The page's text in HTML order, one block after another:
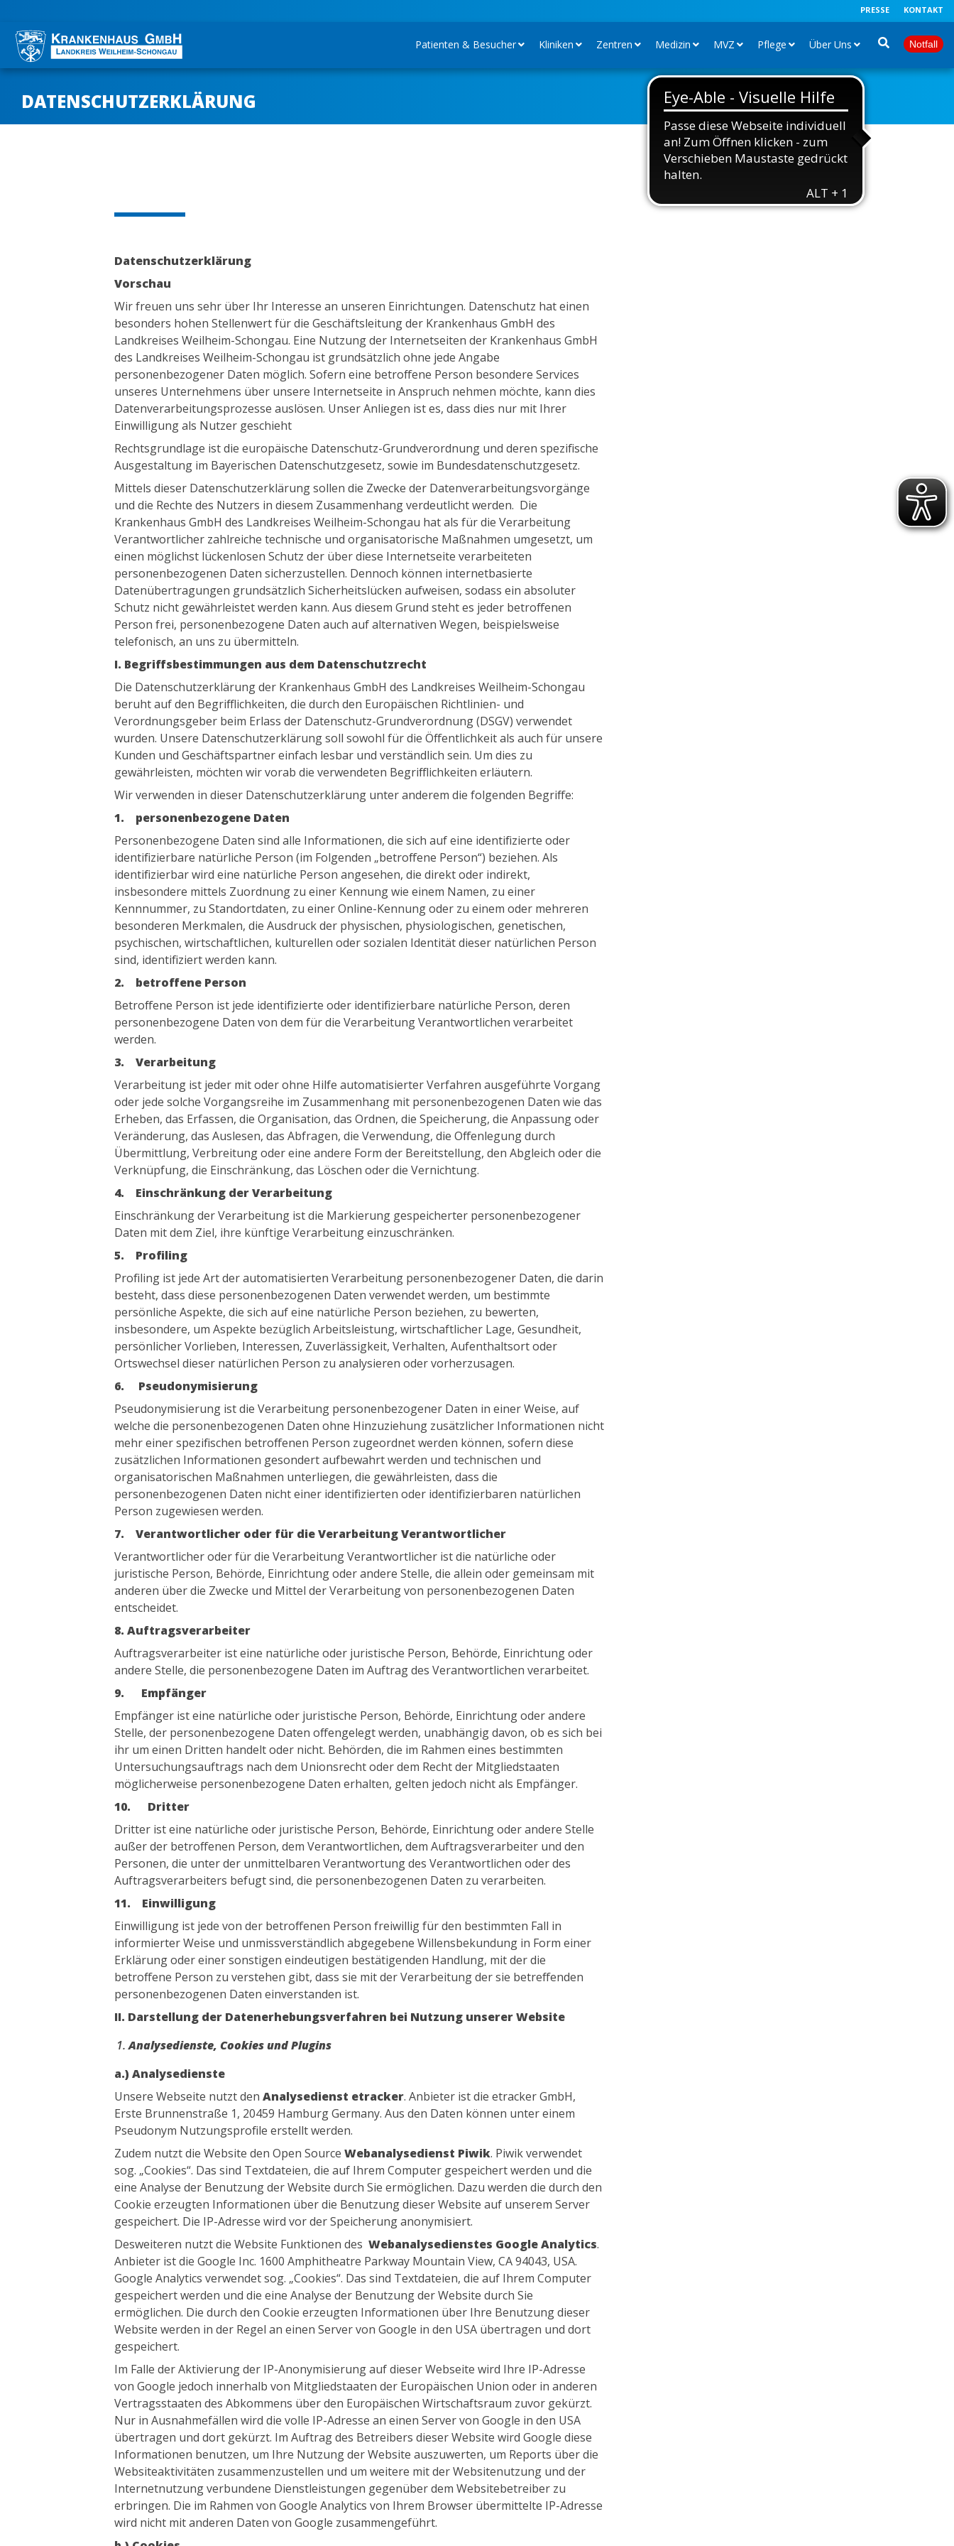
PRESSE KONTAKT
Notfall
Patienten & Besucher Kliniken Zentren Medizin MVZ Pflege Über Uns
DATENSCHUTZERKLÄRUNG
Datenschutzerklärung
Vorschau
Wir freuen uns sehr über Ihr Interesse an unseren Einrichtungen. Datenschutz hat einen
besonders hohen Stellenwert für die Geschäftsleitung der Krankenhaus GmbH des
Landkreises Weilheim-Schongau. Eine Nutzung der Internetseiten der Krankenhaus GmbH
des Landkreises Weilheim-Schongau ist grundsätzlich ohne jede Angabe
personenbezogener Daten möglich. Sofern eine betroffene Person besondere Services
unseres Unternehmens über unsere Internetseite in Anspruch nehmen möchte, kann dies
Datenverarbeitungsprozesse auslösen. Unser Anliegen ist es, dass dies nur mit Ihrer
Einwilligung als Nutzer geschieht
Rechtsgrundlage ist die europäische Datenschutz-Grundverordnung und deren spezifische
Ausgestaltung im Bayerischen Datenschutzgesetz, sowie im Bundesdatenschutzgesetz.
Mittels dieser Datenschutzerklärung sollen die Zwecke der Datenverarbeitungsvorgänge
und die Rechte des Nutzers in diesem Zusammenhang verdeutlicht werden. Die
Krankenhaus GmbH des Landkreises Weilheim-Schongau hat als für die Verarbeitung
Verantwortlicher zahlreiche technische und organisatorische Maßnahmen umgesetzt, um
einen möglichst lückenlosen Schutz der über diese Internetseite verarbeiteten
personenbezogenen Daten sicherzustellen. Dennoch können internetbasierte
Datenübertragungen grundsätzlich Sicherheitslücken aufweisen, sodass ein absoluter
Schutz nicht gewährleistet werden kann. Aus diesem Grund steht es jeder betroffenen
Person frei, personenbezogene Daten auch auf alternativen Wegen, beispielsweise
telefonisch, an uns zu übermitteln.
I. Begriffsbestimmungen aus dem Datenschutzrecht
Die Datenschutzerklärung der Krankenhaus GmbH des Landkreises Weilheim-Schongau
beruht auf den Begrifflichkeiten, die durch den Europäischen Richtlinien- und
Verordnungsgeber beim Erlass der Datenschutz-Grundverordnung (DSGV) verwendet
wurden. Unsere Datenschutzerklärung soll sowohl für die Öffentlichkeit als auch für unsere
Kunden und Geschäftspartner einfach lesbar und verständlich sein. Um dies zu
gewährleisten, möchten wir vorab die verwendeten Begrifflichkeiten erläutern.
Wir verwenden in dieser Datenschutzerklärung unter anderem die folgenden Begriffe:
1. personenbezogene Daten
Personenbezogene Daten sind alle Informationen, die sich auf eine identifizierte oder
identifizierbare natürliche Person (im Folgenden „betroffene Person“) beziehen. Als
identifizierbar wird eine natürliche Person angesehen, die direkt oder indirekt,
insbesondere mittels Zuordnung zu einer Kennung wie einem Namen, zu einer
Kennnummer, zu Standortdaten, zu einer Online-Kennung oder zu einem oder mehreren
besonderen Merkmalen, die Ausdruck der physischen, physiologischen, genetischen,
psychischen, wirtschaftlichen, kulturellen oder sozialen Identität dieser natürlichen Person
sind, identifiziert werden kann.
2. betroffene Person
Betroffene Person ist jede identifizierte oder identifizierbare natürliche Person, deren
personenbezogene Daten von dem für die Verarbeitung Verantwortlichen verarbeitet
werden.
3. Verarbeitung
Verarbeitung ist jeder mit oder ohne Hilfe automatisierter Verfahren ausgeführte Vorgang
oder jede solche Vorgangsreihe im Zusammenhang mit personenbezogenen Daten wie das
Erheben, das Erfassen, die Organisation, das Ordnen, die Speicherung, die Anpassung oder
Veränderung, das Auslesen, das Abfragen, die Verwendung, die Offenlegung durch
Übermittlung, Verbreitung oder eine andere Form der Bereitstellung, den Abgleich oder die
Verknüpfung, die Einschränkung, das Löschen oder die Vernichtung.
4. Einschränkung der Verarbeitung
Einschränkung der Verarbeitung ist die Markierung gespeicherter personenbezogener
Daten mit dem Ziel, ihre künftige Verarbeitung einzuschränken.
5. Profiling
Profiling ist jede Art der automatisierten Verarbeitung personenbezogener Daten, die darin
besteht, dass diese personenbezogenen Daten verwendet werden, um bestimmte
persönliche Aspekte, die sich auf eine natürliche Person beziehen, zu bewerten,
insbesondere, um Aspekte bezüglich Arbeitsleistung, wirtschaftlicher Lage, Gesundheit,
persönlicher Vorlieben, Interessen, Zuverlässigkeit, Verhalten, Aufenthaltsort oder
Ortswechsel dieser natürlichen Person zu analysieren oder vorherzusagen.
6. Pseudonymisierung
Pseudonymisierung ist die Verarbeitung personenbezogener Daten in einer Weise, auf
welche die personenbezogenen Daten ohne Hinzuziehung zusätzlicher Informationen nicht
mehr einer spezifischen betroffenen Person zugeordnet werden können, sofern diese
zusätzlichen Informationen gesondert aufbewahrt werden und technischen und
organisatorischen Maßnahmen unterliegen, die gewährleisten, dass die
personenbezogenen Daten nicht einer identifizierten oder identifizierbaren natürlichen
Person zugewiesen werden.
7. Verantwortlicher oder für die Verarbeitung Verantwortlicher
Verantwortlicher oder für die Verarbeitung Verantwortlicher ist die natürliche oder
juristische Person, Behörde, Einrichtung oder andere Stelle, die allein oder gemeinsam mit
anderen über die Zwecke und Mittel der Verarbeitung von personenbezogenen Daten
entscheidet.
8. Auftragsverarbeiter
Auftragsverarbeiter ist eine natürliche oder juristische Person, Behörde, Einrichtung oder
andere Stelle, die personenbezogene Daten im Auftrag des Verantwortlichen verarbeitet.
9. Empfänger
Empfänger ist eine natürliche oder juristische Person, Behörde, Einrichtung oder andere
Stelle, der personenbezogene Daten offengelegt werden, unabhängig davon, ob es sich bei
ihr um einen Dritten handelt oder nicht. Behörden, die im Rahmen eines bestimmten
Untersuchungsauftrags nach dem Unionsrecht oder dem Recht der Mitgliedstaaten
möglicherweise personenbezogene Daten erhalten, gelten jedoch nicht als Empfänger.
10. Dritter
Dritter ist eine natürliche oder juristische Person, Behörde, Einrichtung oder andere Stelle
außer der betroffenen Person, dem Verantwortlichen, dem Auftragsverarbeiter und den
Personen, die unter der unmittelbaren Verantwortung des Verantwortlichen oder des
Auftragsverarbeiters befugt sind, die personenbezogenen Daten zu verarbeiten.
11. Einwilligung
Einwilligung ist jede von der betroffenen Person freiwillig für den bestimmten Fall in
informierter Weise und unmissverständlich abgegebene Willensbekundung in Form einer
Erklärung oder einer sonstigen eindeutigen bestätigenden Handlung, mit der die
betroffene Person zu verstehen gibt, dass sie mit der Verarbeitung der sie betreffenden
personenbezogenen Daten einverstanden ist.
II. Darstellung der Datenerhebungsverfahren bei Nutzung unserer Website
Analysedienste, Cookies und Plugins
a.) Analysedienste
Unsere Webseite nutzt den Analysedienst etracker. Anbieter ist die etracker GmbH,
Erste Brunnenstraße 1, 20459 Hamburg Germany. Aus den Daten können unter einem
Pseudonym Nutzungsprofile erstellt werden.
Zudem nutzt die Website den Open Source Webanalysedienst Piwik. Piwik verwendet
sog. „Cookies“. Das sind Textdateien, die auf Ihrem Computer gespeichert werden und die
eine Analyse der Benutzung der Website durch Sie ermöglichen. Dazu werden die durch den
Cookie erzeugten Informationen über die Benutzung dieser Website auf unserem Server
gespeichert. Die IP-Adresse wird vor der Speicherung anonymisiert.
Desweiteren nutzt die Website Funktionen des Webanalysedienstes Google Analytics.
Anbieter ist die Google Inc. 1600 Amphitheatre Parkway Mountain View, CA 94043, USA.
Google Analytics verwendet sog. „Cookies“. Das sind Textdateien, die auf Ihrem Computer
gespeichert werden und die eine Analyse der Benutzung der Website durch Sie
ermöglichen. Die durch den Cookie erzeugten Informationen über Ihre Benutzung dieser
Website werden in der Regel an einen Server von Google in den USA übertragen und dort
gespeichert.
Im Falle der Aktivierung der IP-Anonymisierung auf dieser Webseite wird Ihre IP-Adresse
von Google jedoch innerhalb von Mitgliedstaaten der Europäischen Union oder in anderen
Vertragsstaaten des Abkommens über den Europäischen Wirtschaftsraum zuvor gekürzt.
Nur in Ausnahmefällen wird die volle IP-Adresse an einen Server von Google in den USA
übertragen und dort gekürzt. Im Auftrag des Betreibers dieser Website wird Google diese
Informationen benutzen, um Ihre Nutzung der Website auszuwerten, um Reports über die
Websiteaktivitäten zusammenzustellen und um weitere mit der Websitenutzung und der
Internetnutzung verbundene Dienstleistungen gegenüber dem Websitebetreiber zu
erbringen. Die im Rahmen von Google Analytics von Ihrem Browser übermittelte IP-Adresse
wird nicht mit anderen Daten von Google zusammengeführt.